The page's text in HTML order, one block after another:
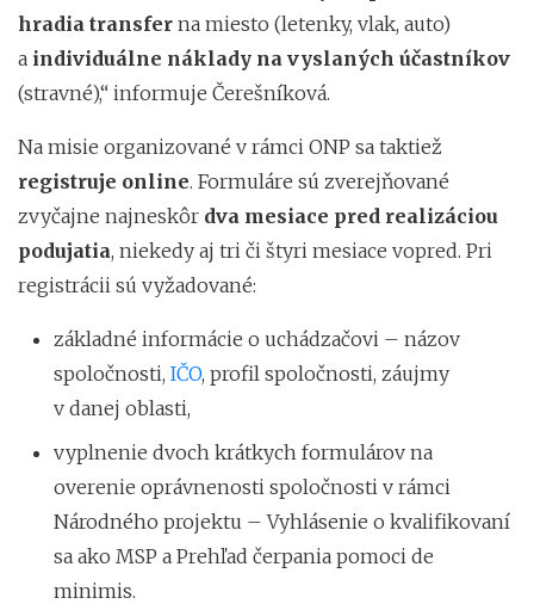
hradia transfer na miesto (letenky, vlak, auto)
a individuálne náklady na vyslaných účastníkov
(stravné),“ informuje Čerešníková.
Na misie organizované v rámci ONP sa taktiež
registruje online. Formuláre sú zverejňované
zvyčajne najneskôr dva mesiace pred realizáciou
podujatia, niekedy aj tri či štyri mesiace vopred. Pri
registrácii sú vyžadované:
základné informácie o uchádzačovi – názov
spoločnosti, IČO, profil spoločnosti, záujmy
v danej oblasti,
vyplnenie dvoch krátkych formulárov na
overenie oprávnenosti spoločnosti v rámci
Národného projektu – Vyhlásenie o kvalifikovaní
sa ako MSP a Prehľad čerpania pomoci de
minimis.